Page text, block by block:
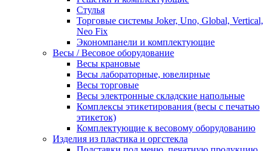
Стулья
Торговые системы Joker, Uno, Global, Vertical,
Neo Fix
Экономпанели и комплектующие
Весы / Весовое оборудование
Весы крановые
Весы лабораторные, ювелирные
Весы торговые
Весы электронные складские напольные
Комплексы этикетирования (весы с печатью
этикеток)
Комплектующие к весовому оборудованию
Изделия из пластика и оргстекла